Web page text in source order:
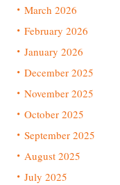
March 2026
February 2026
January 2026
December 2025
November 2025
October 2025
September 2025
August 2025
July 2025